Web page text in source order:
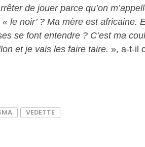
de jouer parce qu’on
le noir’ ? Ma mère est africaine.
se font entendre ? C’est ma
et je vais les faire taire. », a-t-il
VEDETTE